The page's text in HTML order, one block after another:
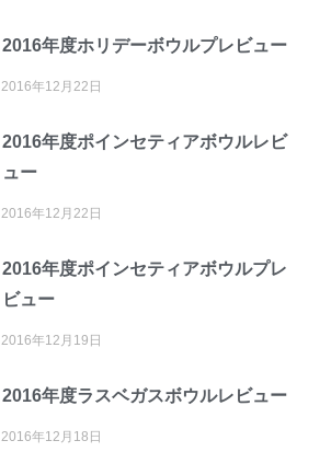
2016年度ホリデーボウルプレビュー
2016年12月22日
2016年度ポインセティアボウルレビ
ュー
2016年12月22日
2016年度ポインセティアボウルプレ
ビュー
2016年12月19日
2016年度ラスベガスボウルレビュー
2016年12月18日